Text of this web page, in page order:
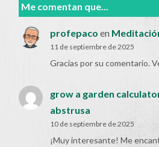
Me comentan que...
profepaco en
11 de septiembre de 2025
Gracias por su comentario.
grow a garden
abstrusa
10 de septiembre de 2025
¡Muy interesante! Me